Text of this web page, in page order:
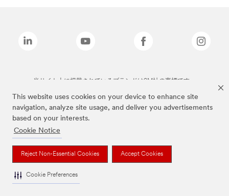
This website uses cookies on your device to enhance site
navigation, analyze site usage, and deliver you advertisements
based on your interests.
Cookie Notice
Reject Non-Essential Cookies Accept Cookies
Cookie Preferences
当サイト上に掲載されているブランドは3M社の商標です。